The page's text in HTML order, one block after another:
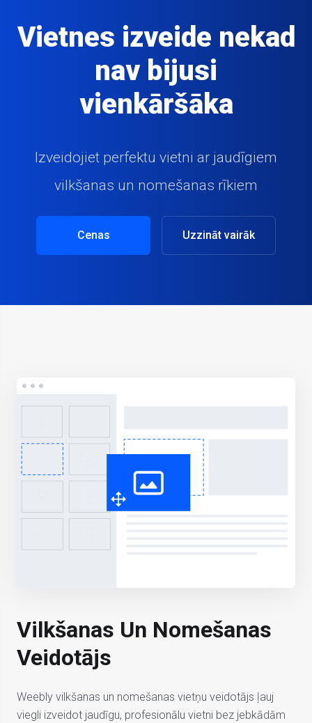
Vietnes izveide nekad
nav bijusi
vienkāršāka
Izveidojiet perfektu vietni ar jaudīgiem
vilkšanas un nomešanas rīkiem
Cenas Uzzināt vairāk
Vilkšanas Un Nomešanas
Veidotājs
Weebly vilkšanas un nomešanas vietņu veidotājs ļauj
viegli izveidot jaudīgu, profesionālu vietni bez jebkādām